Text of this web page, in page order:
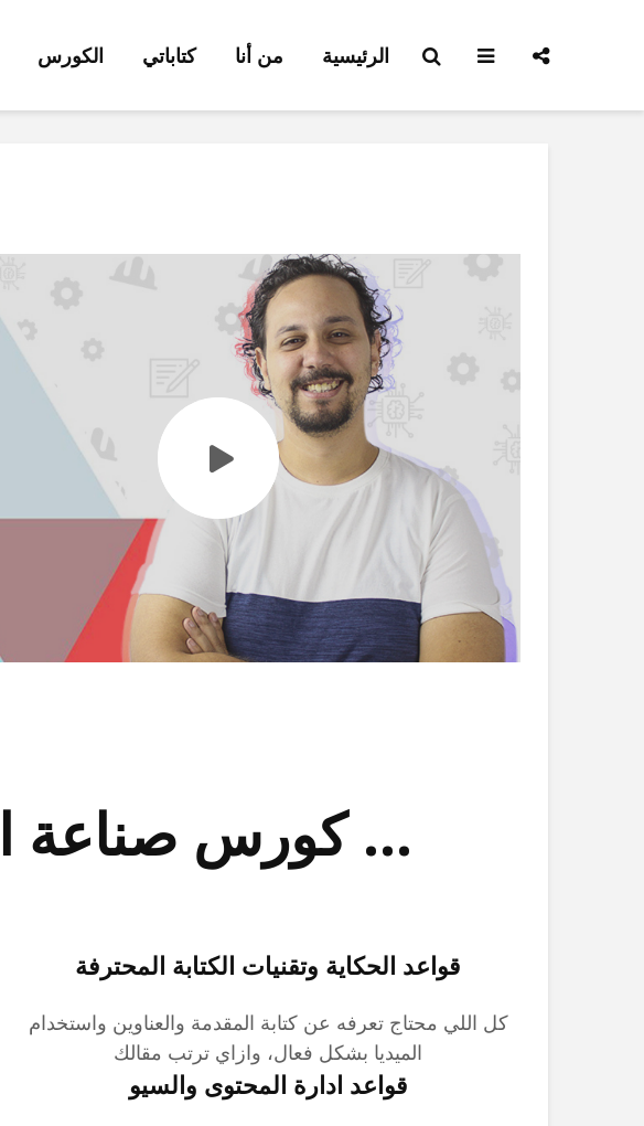
الكورس كتاباتي من أنا الرئيسية
كورس صناعة المحتوى لأي حد عايز يتعلم …
قواعد الحكاية وتقنيات الكتابة المحترفة
كل اللي محتاج تعرفه عن كتابة المقدمة والعناوين واستخدام
الميديا بشكل فعال، وازاي ترتب مقالك
قواعد ادارة المحتوى والسيو